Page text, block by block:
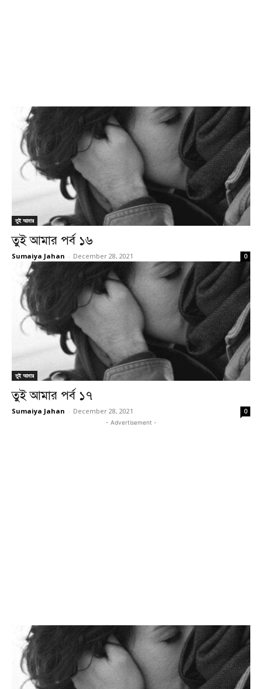
তুই আমার
তুই আমার পর্ব ১৬
Sumaiya Jahan - December 28, 2021 0
তুই আমার
তুই আমার পর্ব ১৭
Sumaiya Jahan - December 28, 2021 0
- Advertisement -